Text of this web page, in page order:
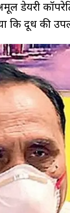
डेयरी
कि दूध की